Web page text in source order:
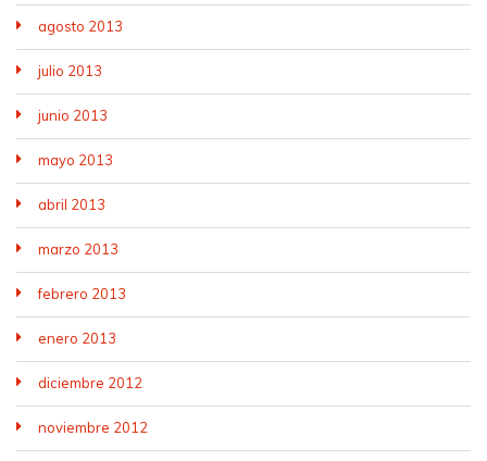
agosto 2013
julio 2013
junio 2013
mayo 2013
abril 2013
marzo 2013
febrero 2013
enero 2013
diciembre 2012
noviembre 2012